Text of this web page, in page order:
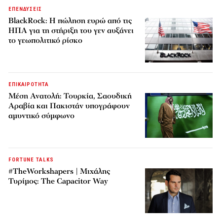
ΕΠΕΝΔΥΣΕΙΣ
BlackRock: Η πώληση ευρώ από τις
ΗΠΑ για τη στήριξη του γεν αυξάνει
το γεωπολιτικό ρίσκο
ΕΠΙΚΑΙΡΟΤΗΤΑ
Μέση Ανατολή: Τουρκία, Σαουδική
Αραβία και Πακιστάν υπογράφουν
αμυντικό σύμφωνο
FORTUNE TALKS
#TheWorkshapers | Μιχάλης
Τυρίμος: The Capacitor Way